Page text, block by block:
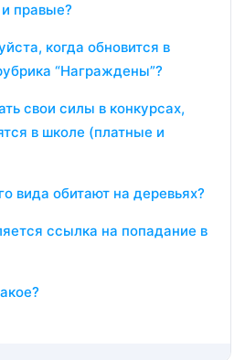
правые?
когда обновится в
“Награждены”?
свои силы в конкурсах,
в школе (платные и
вида обитают на деревьях?
ссылка на попадание в